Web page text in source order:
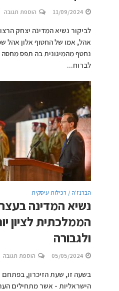
11/09/2024 הוספת תגובה
לביקור נשיא המדינה יצחק
אהל, אמו של החטוף אלון אהל
נחטף מהמיגונית בה תפס מחסה
לברוח...
הברנז'ה / רכילות עיסקית
נשיא המדינה
הממלכתית לציון
ולגבורה
05/05/2024 הוספת תגובה
בשעה זו, שעת הזיכרון,
הישראליות - אשר מתחילים